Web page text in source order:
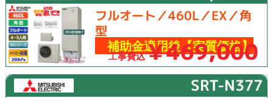
フルオート／460L／EX／角
型
補助金適用後【実質価格】
工事費込￥469,000
SRT-N377